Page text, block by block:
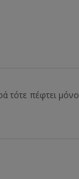
τότε πέφτει μόνο